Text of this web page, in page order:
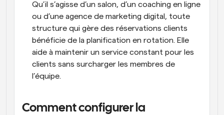
Qu’il s’agisse d’un salon, d’un coaching en ligne
ou d’une agence de marketing digital, toute
structure qui gère des réservations clients
bénéficie de la planification en rotation. Elle
aide à maintenir un service constant pour les
clients sans surcharger les membres de
l’équipe.
Comment configurer la